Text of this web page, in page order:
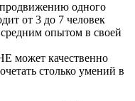
одного
от 3 до 7 человек
опытом в своей
может качественно
столько умений в